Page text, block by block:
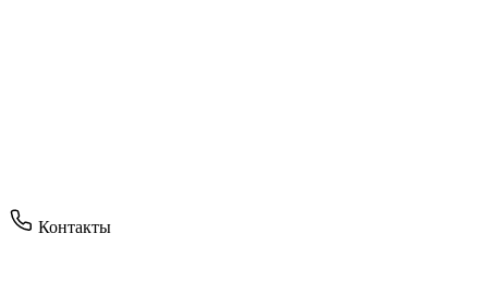
Контакты